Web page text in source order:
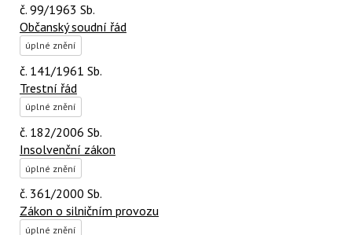
č. 99/1963 Sb.
Občanský soudní řád
úplné znění
č. 141/1961 Sb.
Trestní řád
úplné znění
č. 182/2006 Sb.
Insolvenční zákon
úplné znění
č. 361/2000 Sb.
Zákon o silničním provozu
úplné znění